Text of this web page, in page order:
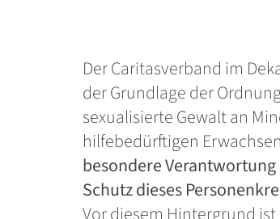
Der Caritasverband im
der Grundlage der
sexualisierte Gewalt an
hilfebedürftigen
besondere
Schutz dieses